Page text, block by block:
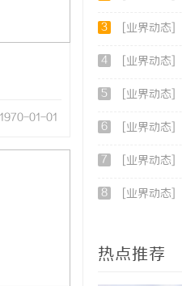
1970-01-01
3 [业界动态]
4 [业界动态]
5 [业界动态]
6 [业界动态]
7 [业界动态]
8 [业界动态]
热点推荐